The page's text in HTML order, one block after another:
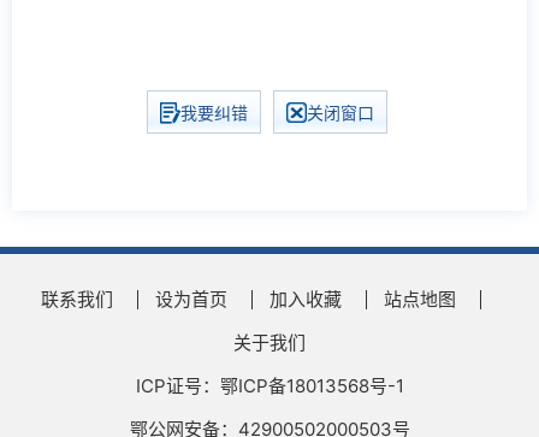
我要纠错 关闭窗口
联系我们 设为首页 加入收藏
站点地图
关于我们
ICP证号：鄂ICP备18013568号-1
鄂公网安备：42900502000503号